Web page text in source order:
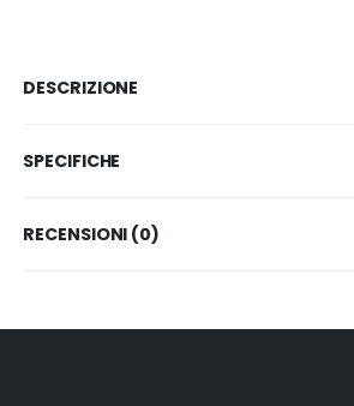
DESCRIZIONE
SPECIFICHE
RECENSIONI (0)